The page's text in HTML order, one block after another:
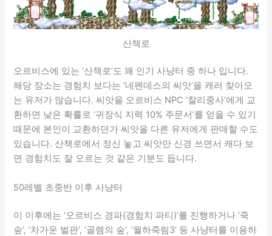
산책로
오르비스에 있는 ‘산책로’도 꽤 인기 사냥터 중 하나 입니다.
해당 장소는 경험치 보다는 ‘네펜데스의 씨앗’을 캐러 찾아오
는 유저가 많습니다. 씨앗을 오르비스 NPC ‘찰리중사’에게 교
환하면 낮은 확률로 ‘귀장식 지력 10% 주문서’를 얻을 수 있기
때문에 본인이 교환하던가 씨앗을 다른 유저에게 판매할 수도
있습니다. 산책로에서 정신 놓고 씨앗만 신경 쓰면서 캐다 보
면 경험치도 잘 오르는 것 같은 기분도 듭니다.
50레벨 초중반 이후 사냥터
이 이후에는 ‘오르비스 경파(경험치 파티)’를 진행하거나 ‘죽
숲’, ‘차가운 벌판’, ‘골렘의 숲’, ‘월하죽림3’ 등 사냥터를 이용하